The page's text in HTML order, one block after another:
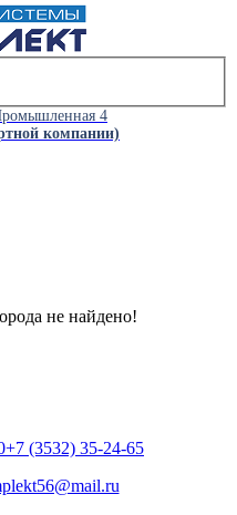
4
компании)
не найдено!
+7 (3532) 35-24-65